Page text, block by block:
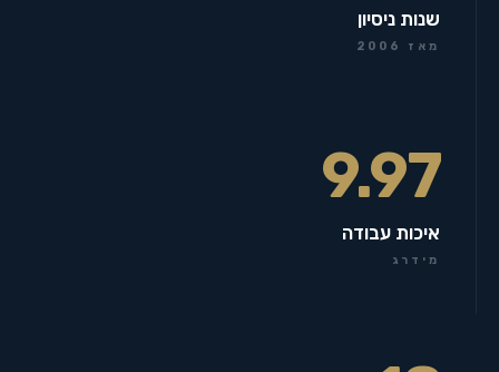
שנות ניסיון
מאז 2006
9.97
איכות עבודה
מידרג